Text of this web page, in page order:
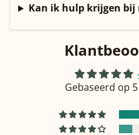
Kan ik hulp krijgen bij
Gebaseerd op